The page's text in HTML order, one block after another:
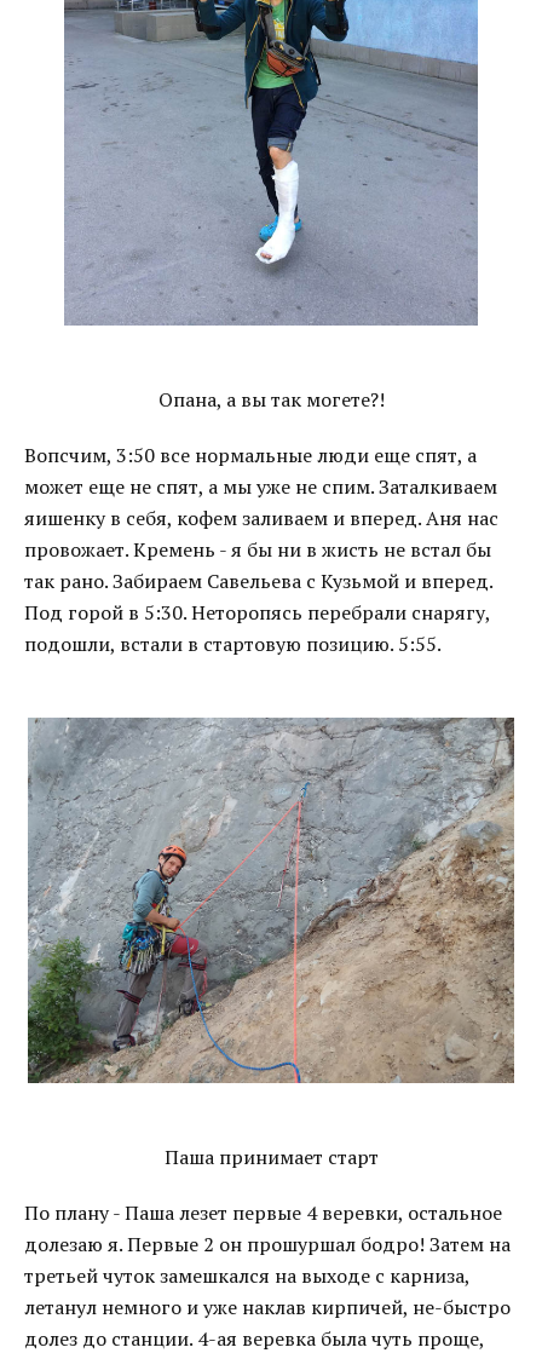
Опана, а вы так могете?!
Вопсчим, 3:50 все нормальные люди еще спят, а
может еще не спят, а мы уже не спим. Заталкиваем
яишенку в себя, кофем заливаем и вперед. Аня нас
провожает. Кремень - я бы ни в жисть не встал бы
так рано. Забираем Савельева с Кузьмой и вперед.
Под горой в 5:30. Неторопясь перебрали снарягу,
подошли, встали в стартовую позицию. 5:55.
Паша принимает старт
По плану - Паша лезет первые 4 веревки, остальное
долезаю я. Первые 2 он прошуршал бодро! Затем на
третьей чуток замешкался на выходе с карниза,
летанул немного и уже наклав кирпичей, не-быстро
долез до станции. 4-ая веревка была чуть проще,